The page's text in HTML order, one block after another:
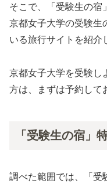
そこで、「受験生の宿
京都女子大学の受験生
いる旅行サイトを紹介
京都女子大学を受験し
方は、まずは予約して
「受験生の宿」
調べた範囲では、「受